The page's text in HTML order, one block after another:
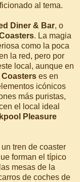
al tema.
Diner & Bar, o
. La magia
como la poca
la red, pero por
local, aunque en
Coasters es en
icónicos
más puristas,
el local ideal
Pleasure
tren de coaster
forman el típico
mesas de la
de coches de